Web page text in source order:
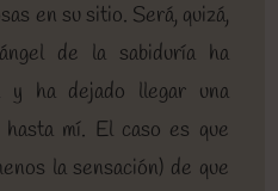
en su sitio. Será, quizá,
de la sabiduría ha
y ha dejado llegar una
mí. El caso es que
la sensación) de que